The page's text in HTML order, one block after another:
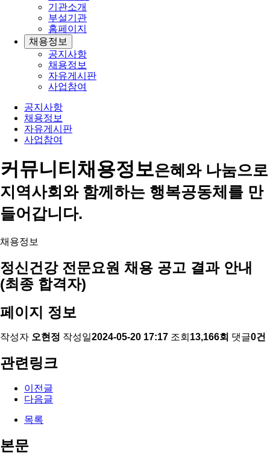
기관소개
부설기관
홈페이지
채용정보
공지사항
채용정보
자유게시판
사업참여
공지사항
채용정보
자유게시판
사업참여
커뮤니티채용정보은혜와 나눔으로
지역사회와 함께하는 행복공동체를 만
들어갑니다.
채용정보
정신건강 전문요원 채용 공고 결과 안내
(최종 합격자)
페이지 정보
작성자 오현정 작성일2024-05-20 17:17 조회 13,166회 댓글0건
관련링크
이전글
다음글
목록
본문